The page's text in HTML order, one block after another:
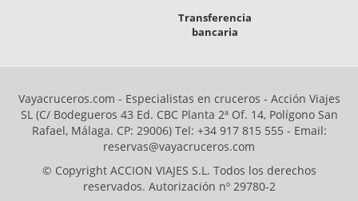
Transferencia
bancaria
Vayacruceros.com - Especialistas en cruceros - Acción Viajes
SL (C/ Bodegueros 43 Ed. CBC Planta 2ª Of. 14, Polígono San
Rafael, Málaga. CP: 29006) Tel: +34 917 815 555 - Email:
reservas@vayacruceros.com
© Copyright ACCION VIAJES S.L. Todos los derechos
reservados. Autorización nº 29780-2